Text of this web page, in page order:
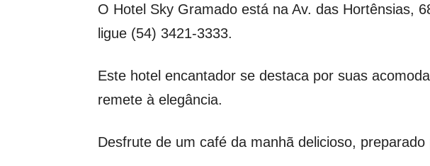
O Hotel Sky Gramado está na Av. das Hortênsias,
ligue (54) 3421-3333.
Este hotel encantador se destaca por suas
remete à elegância.
Desfrute de um café da manhã delicioso,